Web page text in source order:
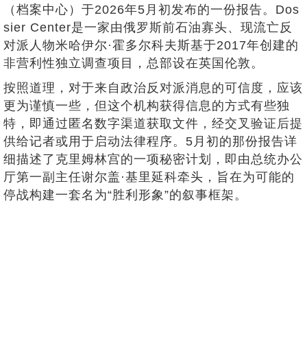
（档案中心）于2026年5月初发布的一份报告。Dos
sier Center是一家由俄罗斯前石油寡头、现流亡反
对派人物米哈伊尔·霍多尔科夫斯基于2017年创建的
非营利性独立调查项目，总部设在英国伦敦。
按照道理，对于来自政治反对派消息的可信度，应该
更为谨慎一些，但这个机构获得信息的方式有些独
特，即通过匿名数字渠道获取文件，经交叉验证后提
供给记者或用于启动法律程序。5月初的那份报告详
细描述了克里姆林宫的一项秘密计划，即由总统办公
厅第一副主任谢尔盖·基里延科牵头，旨在为可能的
停战构建一套名为“胜利形象”的叙事框架。